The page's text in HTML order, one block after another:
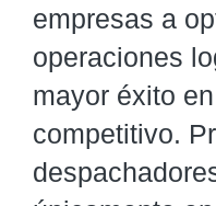
empresas a
operaciones
mayor éxito
competitivo.